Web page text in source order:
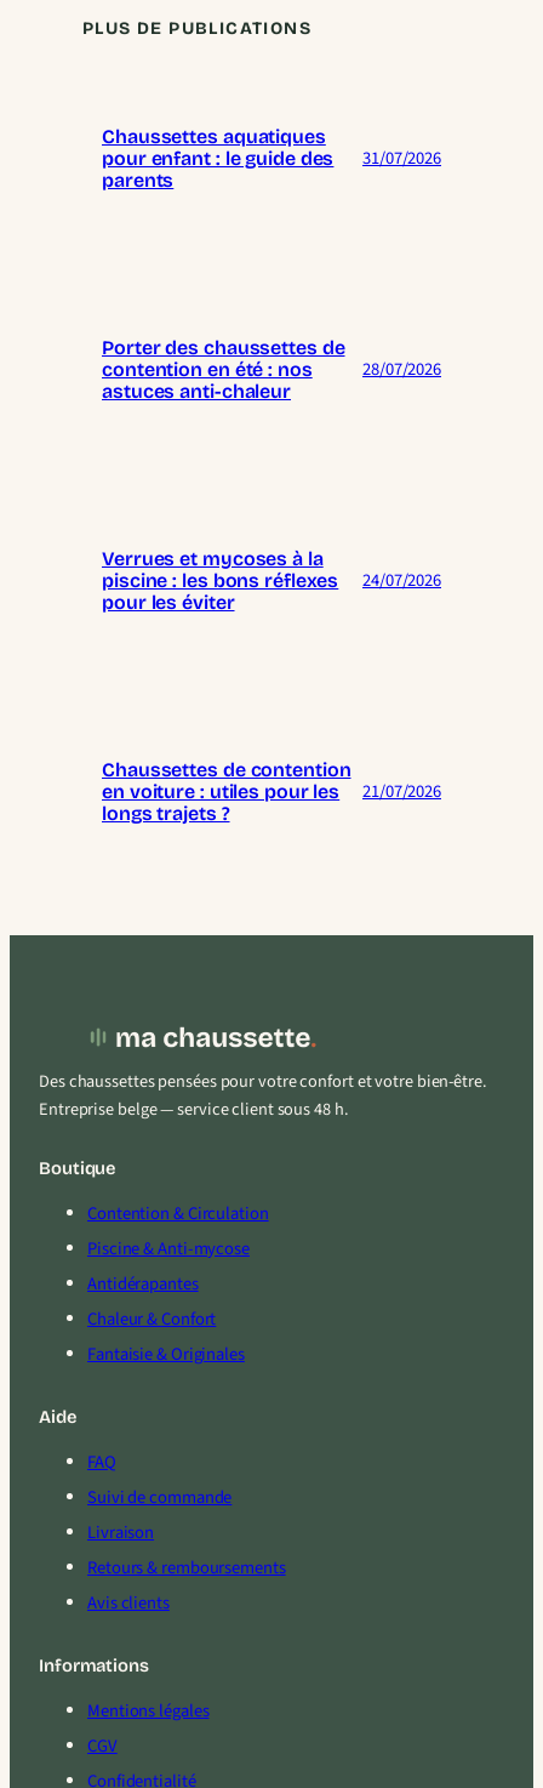
PLUS DE PUBLICATIONS
Chaussettes aquatiques
pour enfant : le guide des
parents
31/07/2026
Porter des chaussettes de
contention en été : nos
astuces anti-chaleur
28/07/2026
Verrues et mycoses à la
piscine : les bons réflexes
pour les éviter
24/07/2026
Chaussettes de contention
en voiture : utiles pour les
longs trajets ?
21/07/2026
Des chaussettes pensées pour votre confort et votre bien-être.
Entreprise belge — service client sous 48 h.
Boutique
Contention & Circulation
Piscine & Anti-mycose
Antidérapantes
Chaleur & Confort
Fantaisie & Originales
Aide
FAQ
Suivi de commande
Livraison
Retours & remboursements
Avis clients
Informations
Mentions légales
CGV
Confidentialité